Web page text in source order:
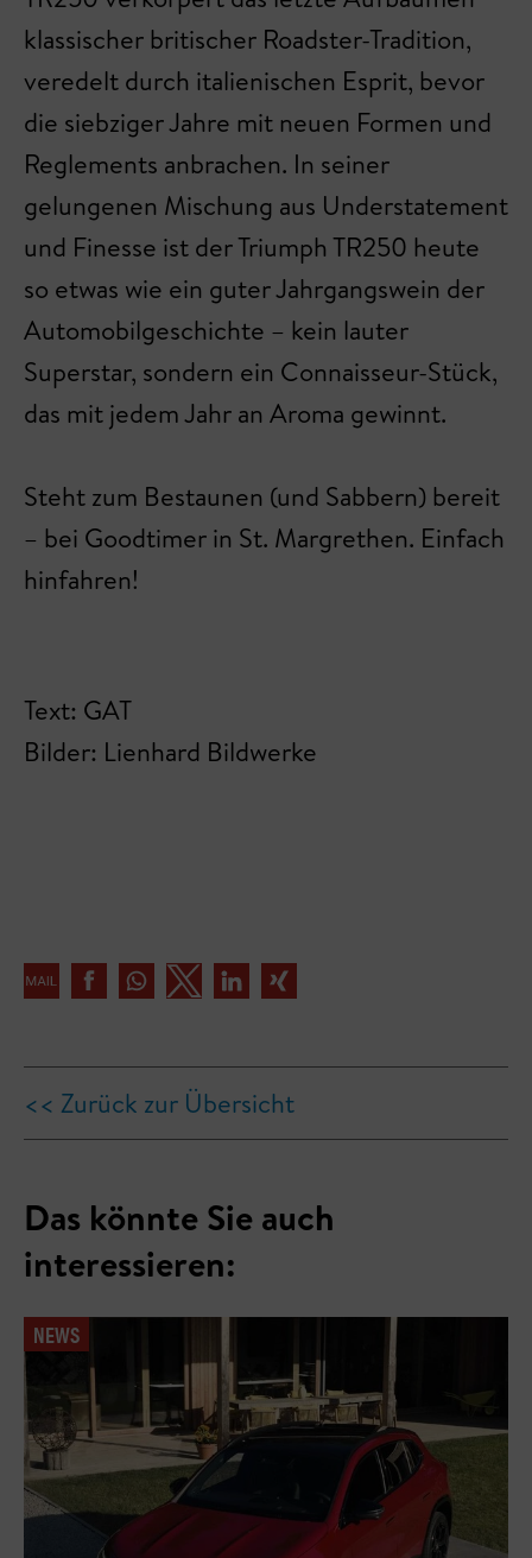
klassischer britischer Roadster-Tradition,
veredelt durch italienischen Esprit, bevor
die siebziger Jahre mit neuen Formen und
Reglements anbrachen. In seiner
gelungenen Mischung aus Understatement
und Finesse ist der Triumph TR250 heute
so etwas wie ein guter Jahrgangswein der
Automobilgeschichte – kein lauter
Superstar, sondern ein Connaisseur-Stück,
das mit jedem Jahr an Aroma gewinnt.
Steht zum Bestaunen (und Sabbern) bereit
– bei Goodtimer in St. Margrethen. Einfach
hinfahren!
Text: GAT
Bilder: Lienhard Bildwerke
<< Zurück zur Übersicht
Das könnte Sie auch
interessieren:
NEWS